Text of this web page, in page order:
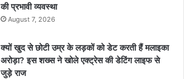
की प्रभावी व्यवस्था
August 7, 2026
क्यों खुद से छोटी उम्र के लड़कों को डेट करती हैं मलाइका
अरोड़ा? इस शख्स ने खोले एक्ट्रेस की डेटिंग लाइफ से
जुड़े राज